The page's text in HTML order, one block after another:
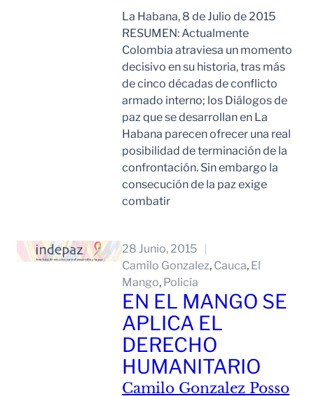
La Habana, 8 de Julio de 2015
RESUMEN: Actualmente
Colombia atraviesa un momento
decisivo en su historia, tras más
de cinco décadas de conflicto
armado interno; los Diálogos de
paz que se desarrollan en La
Habana parecen ofrecer una real
posibilidad de terminación de la
confrontación. Sin embargo la
consecución de la paz exige
combatir
28 Junio, 2015
Camilo Gonzalez, Cauca, El
Mango, Policía
EN EL MANGO SE
APLICA EL
DERECHO
HUMANITARIO
Camilo Gonzalez Posso